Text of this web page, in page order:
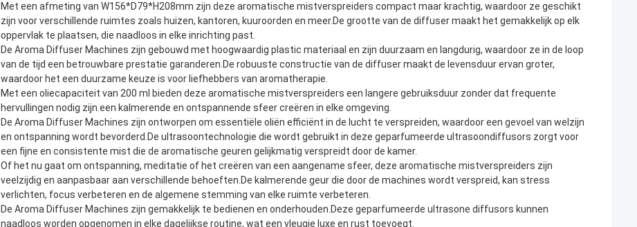
Met een afmeting van W156*D79*H208mm zijn deze aromatische mistverspreiders compact maar krachtig, waardoor ze geschikt
zijn voor verschillende ruimtes zoals huizen, kantoren, kuuroorden en meer.De grootte van de diffuser maakt het gemakkelijk op elk
oppervlak te plaatsen, die naadloos in elke inrichting past.
De Aroma Diffuser Machines zijn gebouwd met hoogwaardig plastic materiaal en zijn duurzaam en langdurig, waardoor ze in de loop
van de tijd een betrouwbare prestatie garanderen.De robuuste constructie van de diffuser maakt de levensduur ervan groter,
waardoor het een duurzame keuze is voor liefhebbers van aromatherapie.
Met een oliecapaciteit van 200 ml bieden deze aromatische mistverspreiders een langere gebruiksduur zonder dat frequente
hervullingen nodig zijn.een kalmerende en ontspannende sfeer creëren in elke omgeving.
De Aroma Diffuser Machines zijn ontworpen om essentiële oliën efficiënt in de lucht te verspreiden, waardoor een gevoel van welzijn
en ontspanning wordt bevorderd.De ultrasoontechnologie die wordt gebruikt in deze geparfumeerde ultrasoondiffusors zorgt voor
een fijne en consistente mist die de aromatische geuren gelijkmatig verspreidt door de kamer.
Of het nu gaat om ontspanning, meditatie of het creëren van een aangename sfeer, deze aromatische mistverspreiders zijn
veelzijdig en aanpasbaar aan verschillende behoeften.De kalmerende geur die door de machines wordt verspreid, kan stress
verlichten, focus verbeteren en de algemene stemming van elke ruimte verbeteren.
De Aroma Diffuser Machines zijn gemakkelijk te bedienen en onderhouden.Deze geparfumeerde ultrasone diffusors kunnen
naadloos worden opgenomen in elke dagelijkse routine, wat een vleugje luxe en rust toevoegt.